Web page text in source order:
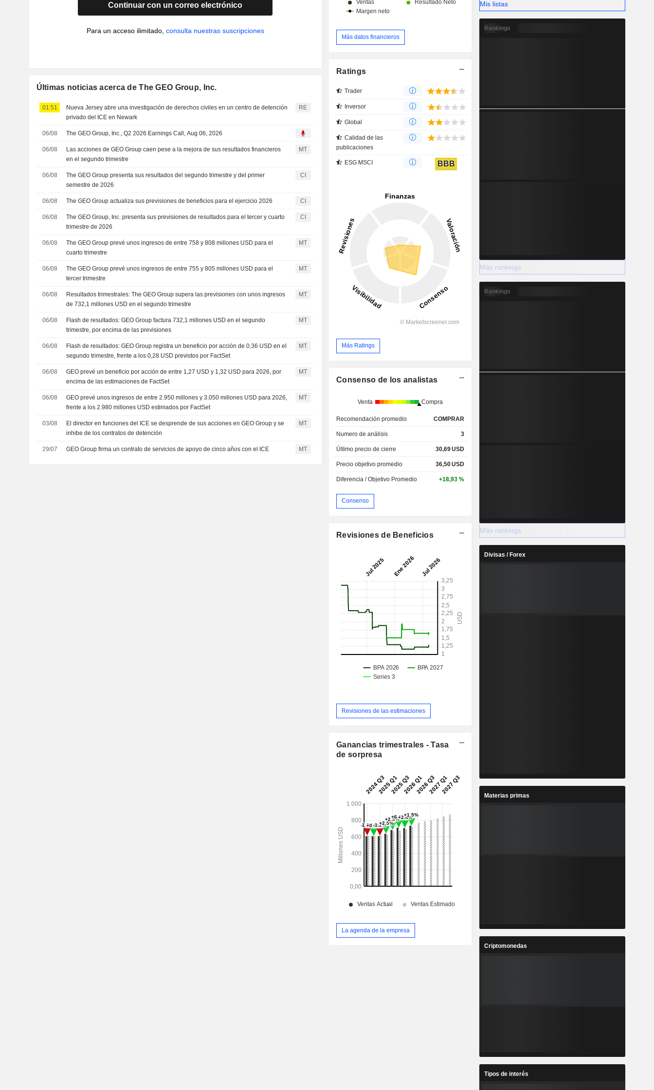
Continuar con un correo electrónico
Para un acceso ilimitado, consulta nuestras suscripciones
Últimas noticias acerca de The GEO Group, Inc.
01:51
Nueva Jersey abre una investigación de derechos civiles en un centro de detención
privado del ICE en Newark
RE
06/08 The GEO Group, Inc., Q2 2026 Earnings Call, Aug 06, 2026
06/08
Las acciones de GEO Group caen pese a la mejora de sus resultados financieros
en el segundo trimestre
MT
06/08
The GEO Group presenta sus resultados del segundo trimestre y del primer
semestre de 2026
CI
06/08 The GEO Group actualiza sus previsiones de beneficios para el ejercicio 2026 CI
06/08
The GEO Group, Inc. presenta sus previsiones de resultados para el tercer y cuarto
trimestre de 2026
CI
06/08
The GEO Group prevé unos ingresos de entre 758 y 808 millones USD para el
cuarto trimestre
MT
06/08
The GEO Group prevé unos ingresos de entre 755 y 805 millones USD para el
tercer trimestre
MT
06/08
Resultados trimestrales: The GEO Group supera las previsiones con unos ingresos
de 732,1 millones USD en el segundo trimestre
MT
06/08
Flash de resultados: GEO Group factura 732,1 millones USD en el segundo
trimestre, por encima de las previsiones
MT
06/08
Flash de resultados: GEO Group registra un beneficio por acción de 0,36 USD en el
segundo trimestre, frente a los 0,28 USD previstos por FactSet
MT
06/08
GEO prevé un beneficio por acción de entre 1,27 USD y 1,32 USD para 2026, por
encima de las estimaciones de FactSet
MT
06/08
GEO prevé unos ingresos de entre 2.950 millones y 3.050 millones USD para 2026,
frente a los 2.980 millones USD estimados por FactSet
MT
03/08
El director en funciones del ICE se desprende de sus acciones en GEO Group y se
inhibe de los contratos de detención
MT
29/07 GEO Group firma un contrato de servicios de apoyo de cinco años con el ICE MT
Más datos financieros
Ratings
Trader
Inversor
Global
Calidad de las
publicaciones
ESG MSCI BBB
Más Ratings
Consenso de los analistas
Venta Compra
Recomendación promedio COMPRAR
Numero de análisis 3
Último precio de cierre 30,69USD
Precio objetivo promedio 36,50USD
Diferencia / Objetivo Promedio +18,93 %
Consenso
Revisiones de Beneficios
Revisiones de las estimaciones
Ganancias trimestrales - Tasa
de sorpresa
La agenda de la empresa
Mis listas
Rankings
Más rankings
Rankings
Más rankings
Divisas / Forex
Materias primas
Criptomonedas
Tipos de interés